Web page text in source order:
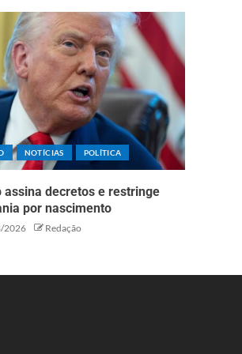
NOTÍCIAS POLÍTICA
assina decretos e restringe
por nascimento
2026 Redação